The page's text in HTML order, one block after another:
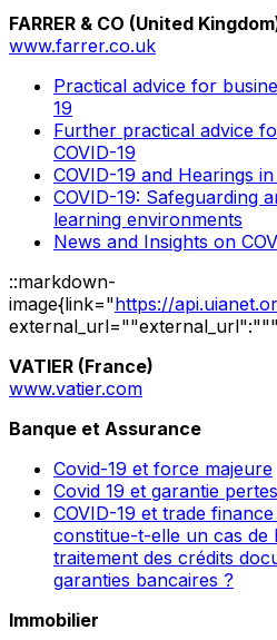
FARRER & CO (United
www.farrer.co.uk
Practical advice for
19
Further practical advice
COVID-19
COVID-19 and Hearings
COVID-19: Safeguarding
learning environments
News and Insights on
::markdown-
image{link="https://
VATIER (France)
www.vatier.com
Banque et Assurance
Covid-19 et force majeure
Covid 19 et garantie
COVID-19 et trade
constitue-t-elle un cas
traitement des crédits
garanties bancaires ?
Immobilier